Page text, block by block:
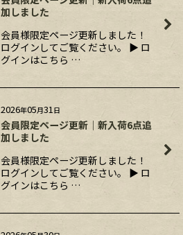
加しました
会員様限定ページ更新しました！
ログインしてご覧ください。 ▶ ロ
グインはこちら …
2026年05月31日
会員限定ページ更新｜新入荷6点追
加しました
会員様限定ページ更新しました！
ログインしてご覧ください。 ▶ ロ
グインはこちら …